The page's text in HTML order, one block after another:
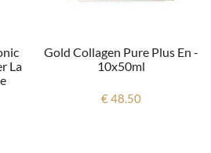
La
Gold Collagen Pure Plus En -
10x50ml
€ 48.50